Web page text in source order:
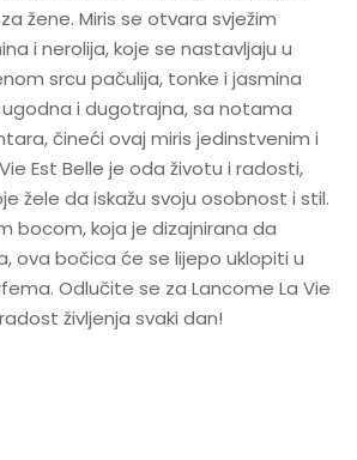
žene. Miris se otvara svježim
i nerolija, koje se nastavljaju u
srcu pačulija, tonke i jasmina
i dugotrajna, sa notama
čineći ovaj miris jedinstvenim i
Est Belle je oda životu i radosti,
žele da iskažu svoju osobnost i stil.
bocom, koja je dizajnirana da
ova bočica će se lijepo uklopiti u
Odlučite se za Lancome La Vie
življenja svaki dan!